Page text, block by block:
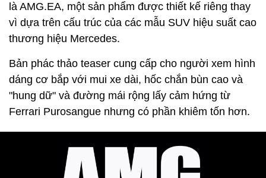
là AMG.EA, một sản phẩm được thiết kế riêng thay
vì dựa trên cấu trúc của các mẫu SUV hiệu suất cao
thương hiệu Mercedes.
Bản phác thảo teaser cung cấp cho người xem hình
dáng cơ bắp với mui xe dài, hốc chắn bùn cao và
"hung dữ" và đường mái rộng lấy cảm hứng từ
Ferrari Purosangue nhưng có phần khiêm tốn hơn.